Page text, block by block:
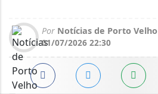
Por Notícias de Porto Velho
01/07/2026 22:30